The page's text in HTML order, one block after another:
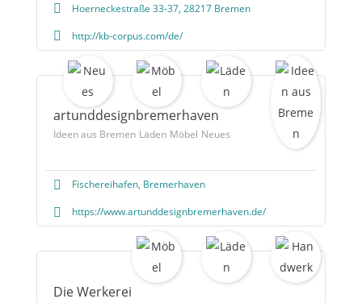
Hoerneckestraße 33-37, 28217 Bremen
http://kb-corpus.com/de/
artunddesignbremerhaven
Ideen aus Bremen Läden Möbel Neues
Fischereihafen, Bremerhaven
https://www.artunddesignbremerhaven.de/
Die Werkerei